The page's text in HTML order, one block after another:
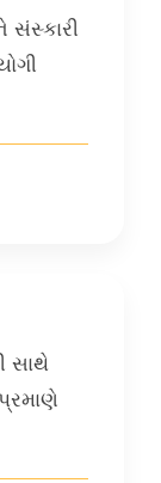
સંસ્કારી
સાથે